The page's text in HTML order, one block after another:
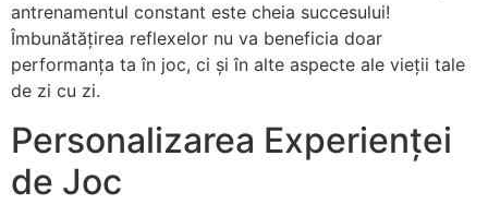
antrenamentul constant este cheia succesului!
Îmbunătățirea reflexelor nu va beneficia doar
performanța ta în joc, ci și în alte aspecte ale vieții tale
de zi cu zi.
Personalizarea Experienței
de Joc